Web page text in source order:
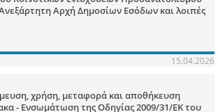
Αρχή Δημοσίων Εσόδων και λοιπές
15.04.2026
χρήση, μεταφορά και αποθήκευση
- Ενσωμάτωση της Οδηγίας 2009/31/ΕΚ του